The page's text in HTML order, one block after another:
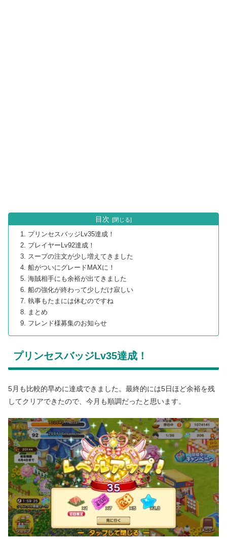
目次
プリンセスバッジLv35達成！
プレイヤーLv92達成！
スープの注文が少し増えてきました
船がついにグレードMAXに！
海賊相手にも余裕が出てきました
船の強化が終わって少しだけ寂しい
執事もたまには休むのですね
まとめ
フレンド様募集のお知らせ
プリンセスバッジLv35達成！
5月も比較的早めに達成できました。最終的には5日ほど余裕を残
してクリアできたので、今月も順調だったと思います。